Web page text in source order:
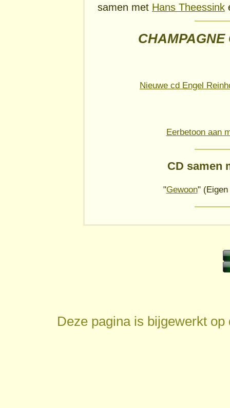
samen met Hans Theessink
CHAMPAGNE
Nieuwe cd Engel
Eerbetoon aan
CD samen
"Gewoon" (Eigen
Deze pagina is bijgewerkt op